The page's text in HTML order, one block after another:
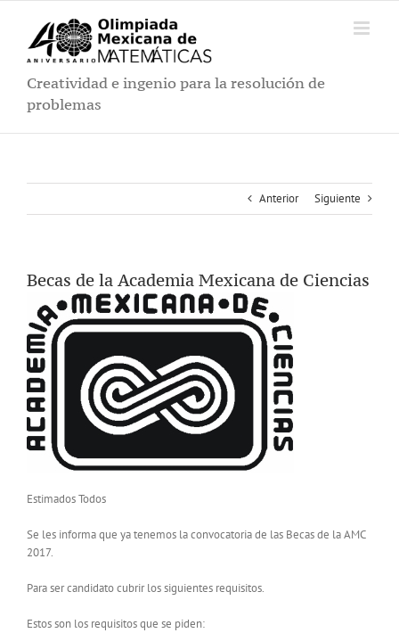
contenido
Creatividad e ingenio para la resolución de
problemas
Anterior Siguiente
Becas de la Academia Mexicana de Ciencias
Estimados Todos
Se les informa que ya tenemos la convocatoria de las Becas de la AMC
2017.
Para ser candidato cubrir los siguientes requisitos.
Estos son los requisitos que se piden: